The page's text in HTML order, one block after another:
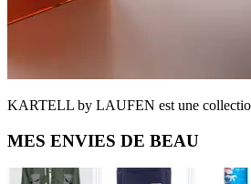
KARTELL by LAUFEN est une
Primary
Sidebar
MES ENVIES DE BEAU